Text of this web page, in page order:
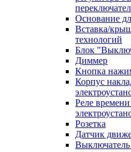
Основание
Вставка/
технологий
Блок
Диммер
Кнопка
Корпус
Реле
Розетка
Датчик